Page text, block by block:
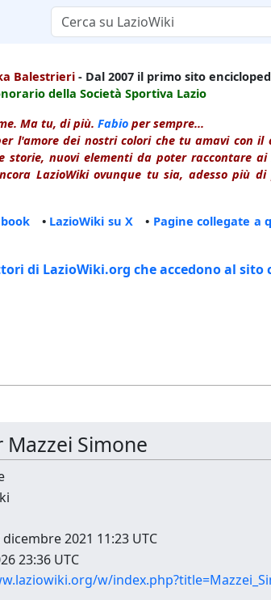
Balestrieri - Dal 2007 il primo sito
della Società Sportiva Lazio
Ma tu, di più. Fabio per sempre...
l'amore dei nostri colori che tu amavi con
storie, nuovi elementi da poter raccontare
LazioWiki ovunque tu sia, adesso più
• LazioWiki su X • Pagine collegate a
di LazioWiki.org che accedono al sito
Simone
2021 11:23 UTC
23:36 UTC
w/